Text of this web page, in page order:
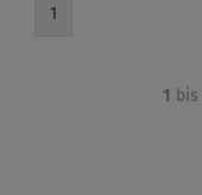
1
1 bis